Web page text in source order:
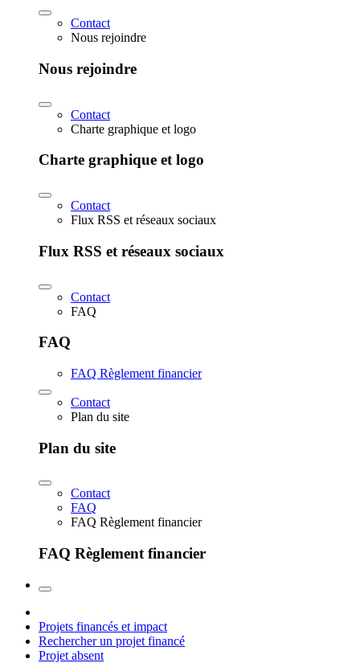
Contact
Nous rejoindre
Nous rejoindre
Contact
Charte graphique et logo
Charte graphique et logo
Contact
Flux RSS et réseaux sociaux
Flux RSS et réseaux sociaux
Contact
FAQ
FAQ
FAQ Règlement financier
Contact
Plan du site
Plan du site
Contact
FAQ
FAQ Règlement financier
FAQ Règlement financier
Projets financés et impact
Rechercher un projet financé
Projet absent